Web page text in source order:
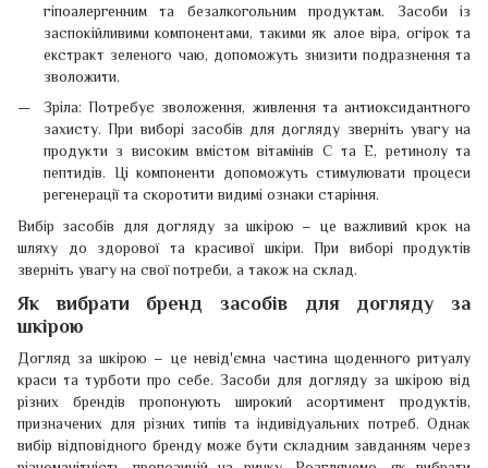
гіпоалергенним та безалкогольним продуктам. Засоби із
заспокійливими компонентами, такими як алое віра, огірок та
екстракт зеленого чаю, допоможуть знизити подразнення та
зволожити.
Зріла: Потребує зволоження, живлення та антиоксидантного
захисту. При виборі засобів для догляду зверніть увагу на
продукти з високим вмістом вітамінів С та Е, ретинолу та
пептидів. Ці компоненти допоможуть стимулювати процеси
регенерації та скоротити видимі ознаки старіння.
Вибір засобів для догляду за шкірою – це важливий крок на
шляху до здорової та красивої шкіри. При виборі продуктів
зверніть увагу на свої потреби, а також на склад.
Як вибрати бренд засобів для догляду за
шкірою
Догляд за шкірою – це невід'ємна частина щоденного ритуалу
краси та турботи про себе. Засоби для догляду за шкірою від
різних брендів пропонують широкий асортимент продуктів,
призначених для різних типів та індивідуальних потреб. Однак
вибір відповідного бренду може бути складним завданням через